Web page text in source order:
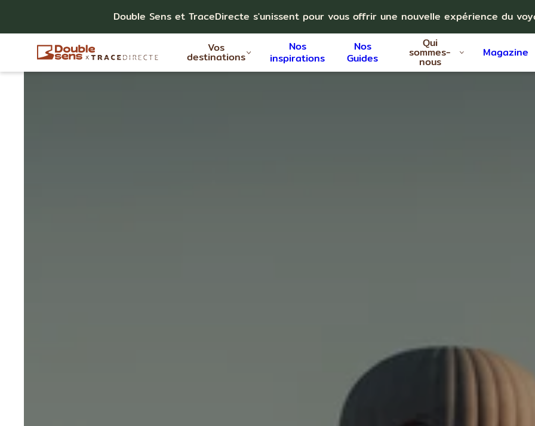
Double Sens et TraceDirecte s'unissent pour vous offrir une nouvelle expérience du
Vos
destinations
Nos
inspirations
Nos
Guides
Qui
sommes-
nous
Magazine